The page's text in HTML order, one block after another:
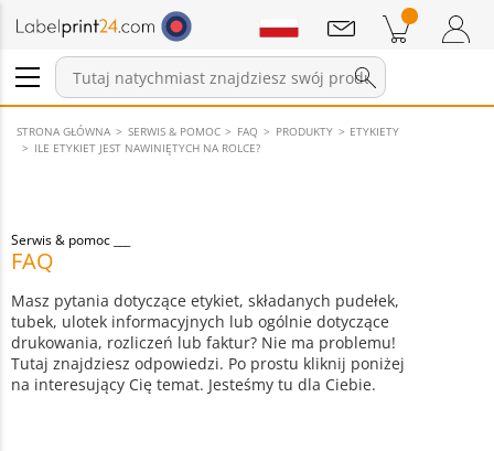
Zaloguj się / Zarejestruj
Pozycji w koszyku
Wiadomości
STRONA GŁÓWNA SERWIS & POMOC FAQ PRODUKTY
ETYKIETY
ILE ETYKIET JEST NAWINIĘTYCH NA ROLCE?
Serwis & pomoc
FAQ
Masz pytania dotyczące etykiet, składanych pudełek,
tubek, ulotek informacyjnych lub ogólnie dotyczące
drukowania, rozliczeń lub faktur? Nie ma problemu!
Tutaj znajdziesz odpowiedzi. Po prostu kliknij poniżej
na interesujący Cię temat. Jesteśmy tu dla Ciebie.